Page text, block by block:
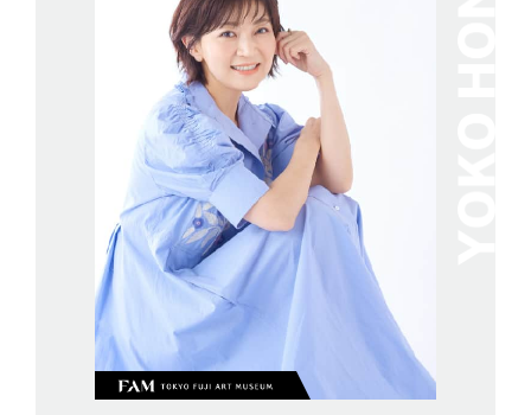
とことんみせます！富士美の浮世絵 〜北斎の富
士と広重の五十三次、風景画、美人画、役者絵勢
揃い〜 オンライン展覧会
東京富士美術館で2014年12月6日から2015年3月29日ま
で開催された企画展「とことんみせます！富士美の浮世
絵 〜北斎の富士と広重の五十三次、風景画、美人画、
役者絵勢揃い〜」展のオンライン展覧会です。